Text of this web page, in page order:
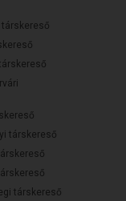
társkereső
társkereső